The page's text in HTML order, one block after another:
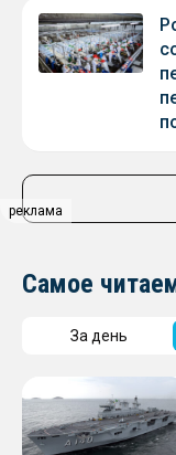
реклама
Самое
За день